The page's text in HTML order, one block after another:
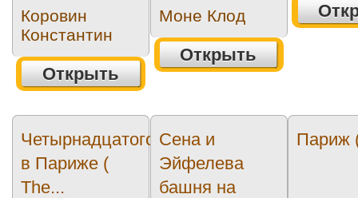
Коровин
Константин
Открыть
Моне Клод
Открыть
Четырнадцатого июля Праздник
в Париже (
The...
Сена и
Эйфелева
башня на
Париж